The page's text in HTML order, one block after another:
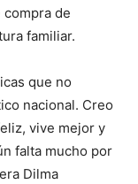
compra de
familiar.
que no
nacional. Creo
vive mejor y
falta mucho por
Dilma